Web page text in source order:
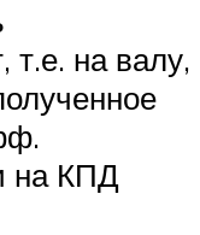
т.е. на валу,
на КПД